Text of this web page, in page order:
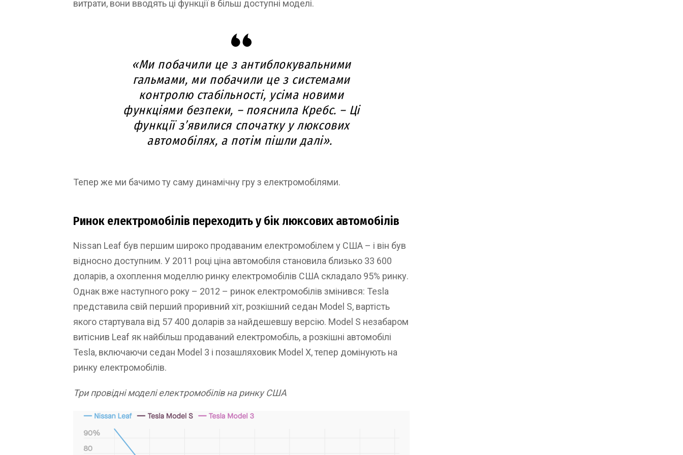
витрати, вони вводять ці функції в більш доступні моделі.
«Ми побачили це з антиблокувальними
гальмами, ми побачили це з системами
контролю стабільності, усіма новими
функціями безпеки, – пояснила Кребс. – Ці
функції з’явилися спочатку у люксових
автомобілях, а потім пішли далі».
Тепер же ми бачимо ту саму динамічну гру з електромобілями.
Ринок електромобілів переходить у бік люксових автомобілів
Nissan Leaf був першим широко продаваним електромобілем у США – і він був
відносно доступним. У 2011 році ціна автомобіля становила близько 33 600
доларів, а охоплення моделлю ринку електромобілів США складало 95% ринку.
Однак вже наступного року – 2012 – ринок електромобілів змінився: Tesla
представила свій перший проривний хіт, розкішний седан Model S, вартість
якого стартувала від 57 400 доларів за найдешевшу версію. Model S незабаром
витіснив Leaf як найбільш продаваний електромобіль, а розкішні автомобілі
Tesla, включаючи седан Model 3 і позашляховик Model X, тепер домінують на
ринку електромобілів.
Три провідні моделі електромобілів на ринку США